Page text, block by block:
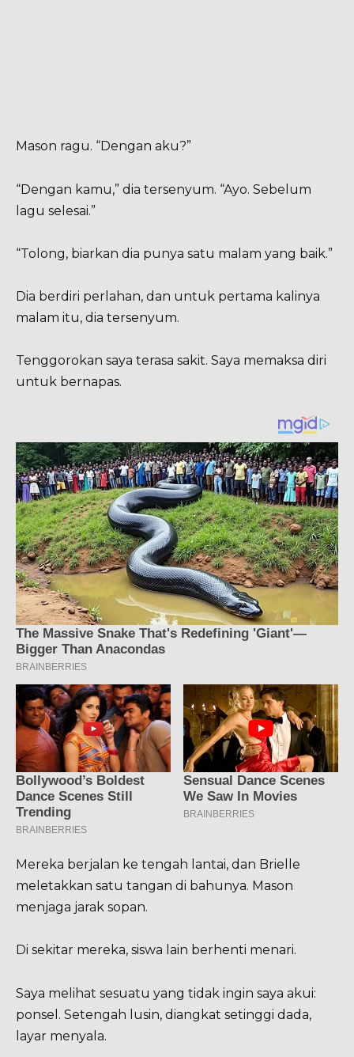
Mason ragu. “Dengan aku?”
“Dengan kamu,” dia tersenyum. “Ayo. Sebelum
lagu selesai.”
“Tolong, biarkan dia punya satu malam yang baik.”
Dia berdiri perlahan, dan untuk pertama kalinya
malam itu, dia tersenyum.
Tenggorokan saya terasa sakit. Saya memaksa diri
untuk bernapas.
Mereka berjalan ke tengah lantai, dan Brielle
meletakkan satu tangan di bahunya. Mason
menjaga jarak sopan.
Di sekitar mereka, siswa lain berhenti menari.
Saya melihat sesuatu yang tidak ingin saya akui:
ponsel. Setengah lusin, diangkat setinggi dada,
layar menyala.